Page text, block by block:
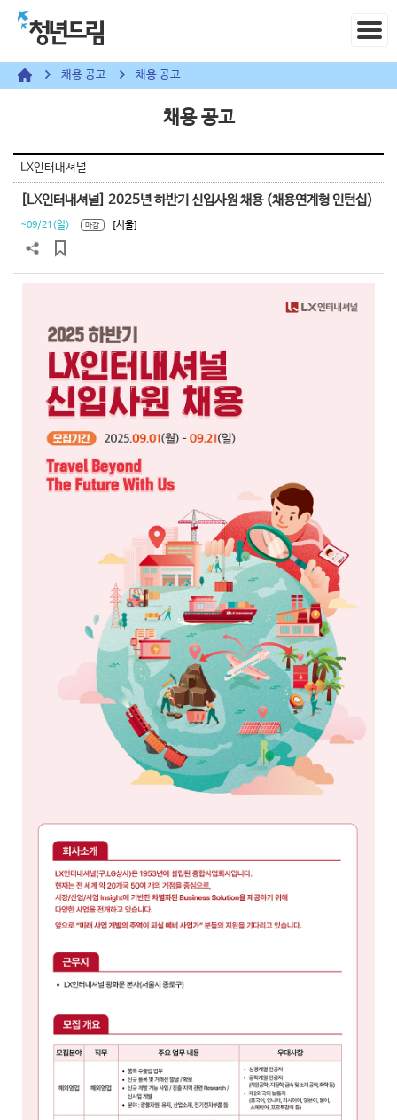
채용 공고 채용 공고
채용 공고
LX인터내셔널
[LX인터내셔널] 2025년 하반기 신입사원 채용 (채용연계형 인턴십)
~09/21(일) 마감 [서울]